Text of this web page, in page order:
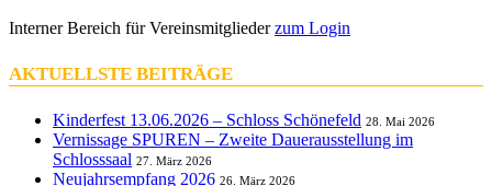
Interner Bereich für Vereinsmitgliederzum Login
AKTUELLSTE BEITRÄGE
Kinderfest 13.06.2026 – Schloss Schönefeld 28. Mai 2026
Vernissage SPUREN – Zweite Dauerausstellung im
Schlosssaal 27. März 2026
Neujahrsempfang 2026 26. März 2026